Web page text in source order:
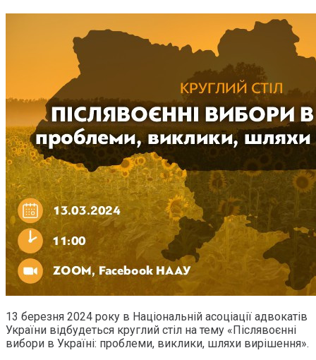
13 березня 2024 року в Національній асоціації адвокатів
України відбудеться круглий стіл на тему «Післявоєнні
вибори в Україні: проблеми, виклики, шляхи вирішення».